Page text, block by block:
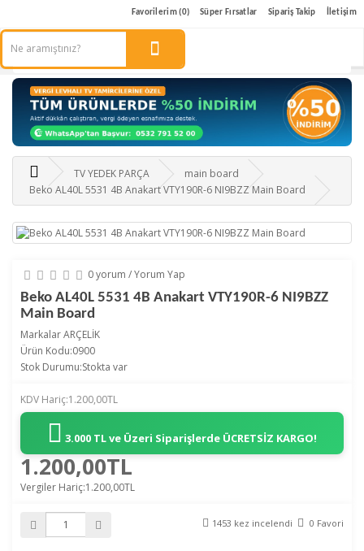
Favorilerim (0) Süper Fırsatlar Sipariş Takip İletişim
TV YEDEK PARÇA
main board
Beko AL40L 5531 4B Anakart VTY190R-6 NI9BZZ Main Board
0 yorum /Yorum Yap
Beko AL40L 5531 4B Anakart VTY190R-6 NI9BZZ
Main Board
MarkalarARÇELİK
Ürün Kodu:0900
Stok Durumu:Stokta var
KDV Hariç:1.200,00TL
3.000 TL ve Üzeri Siparişlerde ÜCRETSİZ KARGO!
1.200,00TL
Vergiler Hariç:1.200,00TL
1453 kez incelendi 0 Favori